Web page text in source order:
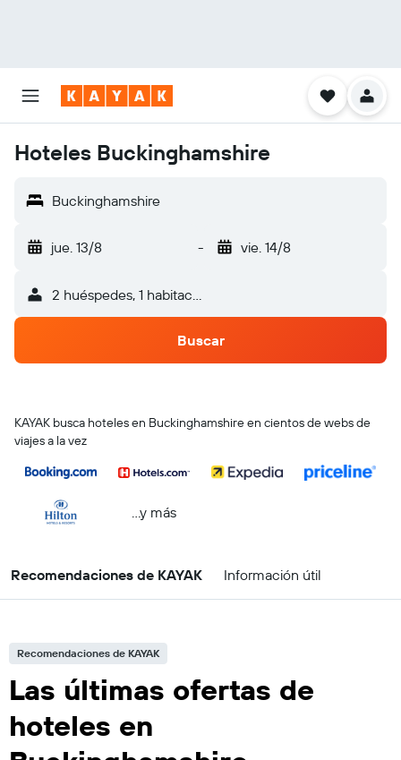
Hoteles Buckinghamshire
Buckinghamshire
jue. 13/8 - vie. 14/8
2 huéspedes, 1 habitación
Buscar
KAYAK busca hoteles en Buckinghamshire en cientos de webs de
viajes a la vez
...y más
Recomendaciones de KAYAK Información útil
Recomendaciones de KAYAK
Las últimas ofertas de
hoteles en